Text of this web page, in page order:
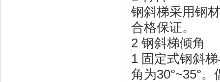
钢斜梯采用钢
合格保证。
2 钢斜梯倾角
1 固定式钢斜
角为30°~35°